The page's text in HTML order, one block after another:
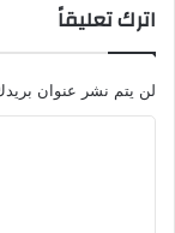
اترك تعليقاً
لن يتم نشر عنوان